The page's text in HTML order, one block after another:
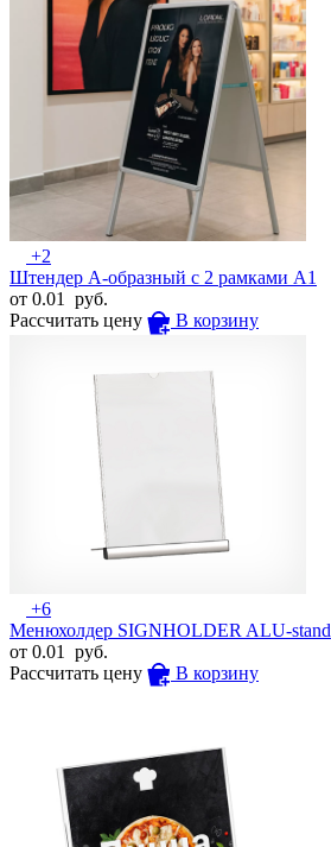
+2
Штендер А-образный с 2 рамками А1
от 0.01
руб.
Рассчитать цену
В корзину
+6
Менюхолдер SIGNHOLDER ALU-stand
от 0.01
руб.
Рассчитать цену
В корзину